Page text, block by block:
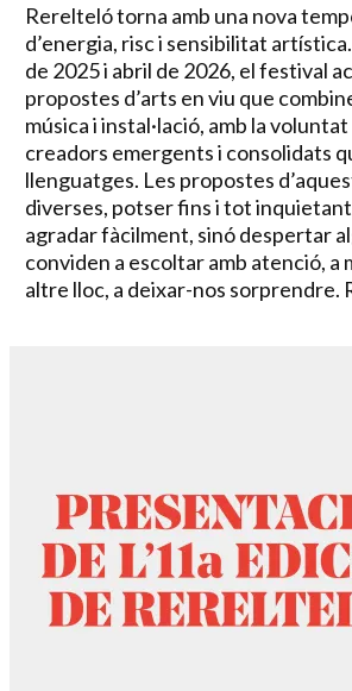
Rerelteló torna amb una nova
d’energia, risc i sensibilitat
de 2025 i abril de 2026, el festival
propostes d’arts en viu que
música i instal·lació, amb la
creadors emergents i consolidats
llenguatges. Les propostes
diverses, potser fins i tot
agradar fàcilment, sinó despertar
conviden a escoltar amb atenció, a
altre lloc, a deixar-nos sorprendre.